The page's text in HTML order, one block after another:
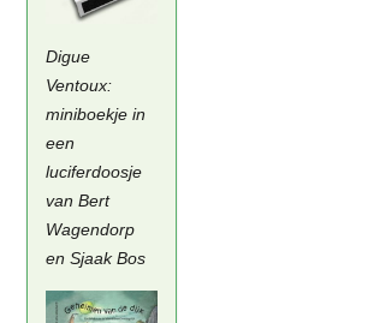
Digue
Ventoux:
miniboekje in
een
luciferdoosje
van Bert
Wagendorp
en Sjaak Bos